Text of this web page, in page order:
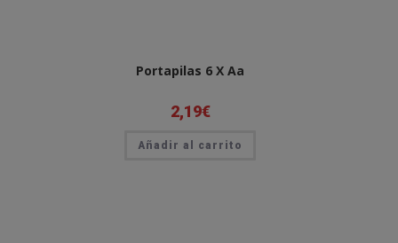
Portapilas 6 X Aa
2,19€
Añadir al carrito